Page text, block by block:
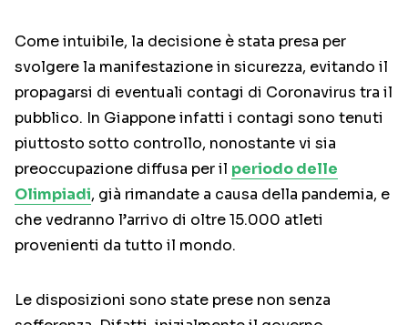
Come intuibile, la decisione è stata presa per
svolgere la manifestazione in sicurezza, evitando il
propagarsi di eventuali contagi di Coronavirus tra il
pubblico. In Giappone infatti i contagi sono tenuti
piuttosto sotto controllo, nonostante vi sia
preoccupazione diffusa per il periodo delle
Olimpiadi, già rimandate a causa della pandemia, e
che vedranno l’arrivo di oltre 15.000 atleti
provenienti da tutto il mondo.
Le disposizioni sono state prese non senza